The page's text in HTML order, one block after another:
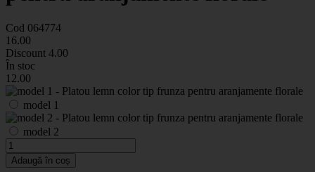
Cod 064774
16.00
Discount 4.00
În stoc
12.00
model 1
model 2
Adaugă în coș